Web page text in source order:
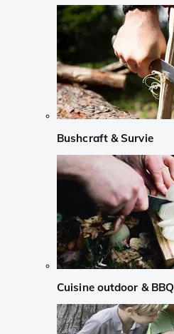
Bushcraft & Survie
Cuisine outdoor & BBQ